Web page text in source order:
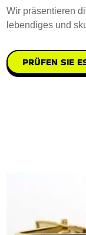
Wir präsentieren
lebendiges und
PRÜFEN SIE